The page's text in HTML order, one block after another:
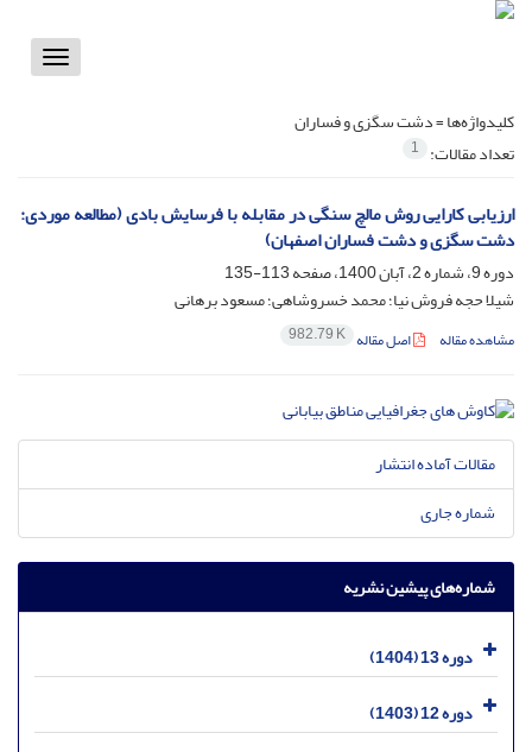
Toggle
کلیدواژه‌ها =دشت سگزی و فساران
تعداد مقالات: 1
ارزیابی کارایی روش مالچ سنگی در مقابله با فرسایش بادی (مطالعه موردی:
دشت سگزی و دشت فساران اصفهان)
دوره 9، شماره 2، آبان 1400، صفحه
113-135
شیلا حجه فروش نیا؛ محمد خسروشاهی؛ مسعود برهانی
مشاهده مقاله اصل مقاله 982.79 K
مقالات آماده انتشار
شماره جاری
شماره‌های پیشین نشریه
دوره 13 (1404)
دوره 12 (1403)